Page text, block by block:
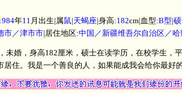
年11 月出生|属鼠|天蝎座|身高:182cm|血型:B型|
市／津市市|居住地区:中国／新疆维吾尔自治区／
未婚，身高182厘米，硕士在读学历，在校学生
居住。我是一个善良的人，如果能成我会给你最好